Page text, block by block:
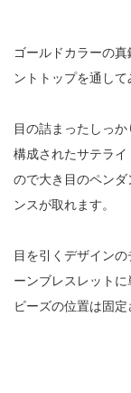
ゴールドカラーの
ントトップを通して
目の詰まったしっ
構成されたサテラ
ので大き目のペン
ンスが取れます。
目を引くデザイン
ーンブレスレットに
ビーズの位置は固